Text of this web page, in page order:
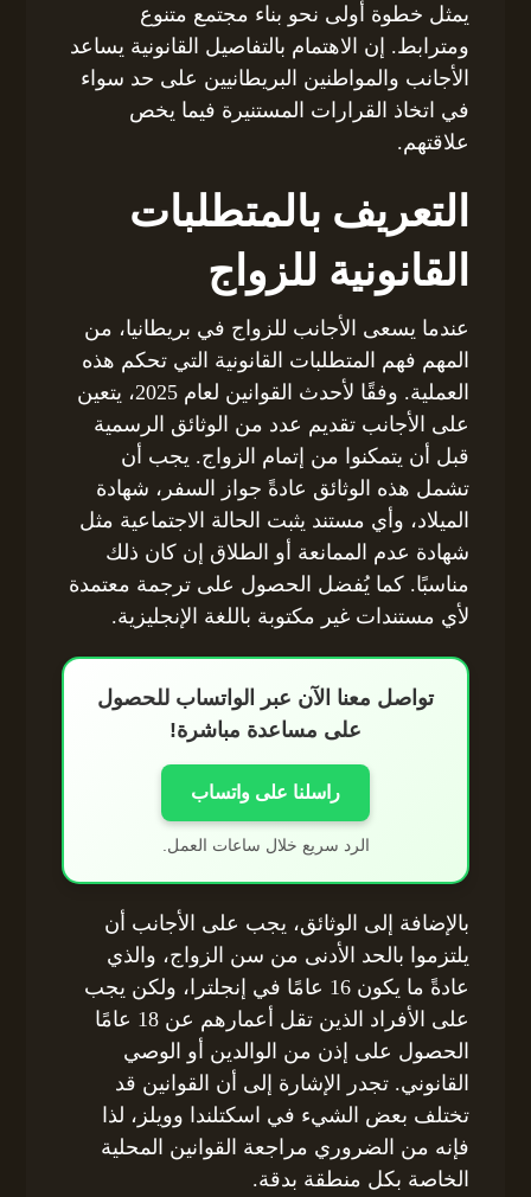
يمثل خطوة أولى نحو بناء مجتمع متنوع
ومترابط. إن الاهتمام بالتفاصيل القانونية يساعد
الأجانب والمواطنين البريطانيين على حد سواء
في اتخاذ القرارات المستنيرة فيما يخص
علاقتهم.
التعريف بالمتطلبات
القانونية للزواج
عندما يسعى الأجانب للزواج في بريطانيا، من
المهم فهم المتطلبات القانونية التي تحكم هذه
العملية. وفقًا لأحدث القوانين لعام 2025، يتعين
على الأجانب تقديم عدد من الوثائق الرسمية
قبل أن يتمكنوا من إتمام الزواج. يجب أن
تشمل هذه الوثائق عادةً جواز السفر، شهادة
الميلاد، وأي مستند يثبت الحالة الاجتماعية مثل
شهادة عدم الممانعة أو الطلاق إن كان ذلك
مناسبًا. كما يُفضل الحصول على ترجمة معتمدة
لأي مستندات غير مكتوبة باللغة الإنجليزية.
تواصل معنا الآن عبر الواتساب للحصول
على مساعدة مباشرة!
راسلنا على واتساب
الرد سريع خلال ساعات العمل.
بالإضافة إلى الوثائق، يجب على الأجانب أن
يلتزموا بالحد الأدنى من سن الزواج، والذي
عادةً ما يكون 16 عامًا في إنجلترا، ولكن يجب
على الأفراد الذين تقل أعمارهم عن 18 عامًا
الحصول على إذن من الوالدين أو الوصي
القانوني. تجدر الإشارة إلى أن القوانين قد
تختلف بعض الشيء في اسكتلندا وويلز، لذا
فإنه من الضروري مراجعة القوانين المحلية
الخاصة بكل منطقة بدقة.